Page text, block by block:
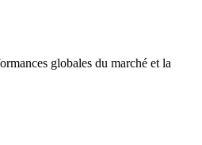
globales du marché et la